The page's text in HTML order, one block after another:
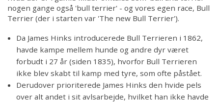
nogen gange også 'bull terrier' - og vores egen race, Bull
Terrier (der i starten var 'The new Bull Terrier').
Da James Hinks introducerede Bull Terrieren i 1862,
havde kampe mellem hunde og andre dyr været
forbudt i 27 år (siden 1835), hvorfor Bull Terrieren
ikke blev skabt til kamp med tyre, som ofte påstået.
Derudover prioriterede James Hinks den hvide pels
over alt andet i sit avlsarbejde, hvilket han ikke havde